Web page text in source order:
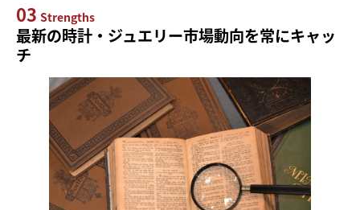
03 Strengths
最新の時計・ジュエリー市場動向を常にキャッ
チ